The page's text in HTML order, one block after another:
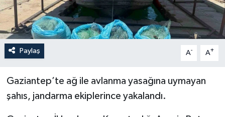
Paylaş A- A+
Gaziantep’te ağ ile avlanma yasağına uymayan
şahıs, jandarma ekiplerince yakalandı.